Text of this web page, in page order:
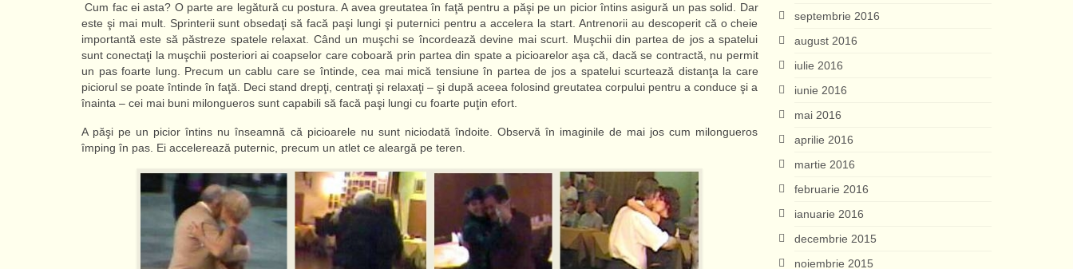
Cum fac ei asta? O parte are legătură cu postura. A avea greutatea în faţă pentru a păşi pe un picior întins asigură un pas solid. Dar
este şi mai mult. Sprinterii sunt obsedaţi să facă paşi lungi şi puternici pentru a accelera la start. Antrenorii au descoperit că o cheie
importantă este să păstreze spatele relaxat. Când un muşchi se încordează devine mai scurt. Muşchii din partea de jos a spatelui
sunt conectaţi la muşchii posteriori ai coapselor care coboară prin partea din spate a picioarelor aşa că, dacă se contractă, nu permit
un pas foarte lung. Precum un cablu care se întinde, cea mai mică tensiune în partea de jos a spatelui scurtează distanţa la care
piciorul se poate întinde în faţă. Deci stand drepţi, centraţi şi relaxaţi – şi după aceea folosind greutatea corpului pentru a conduce şi a
înainta – cei mai buni milongueros sunt capabili să facă paşi lungi cu foarte puţin efort.
A păşi pe un picior întins nu înseamnă că picioarele nu sunt niciodată îndoite. Observă în imaginile de mai jos cum milongueros
împing în pas. Ei accelerează puternic, precum un atlet ce aleargă pe teren.
septembrie 2016
august 2016
iulie 2016
iunie 2016
mai 2016
aprilie 2016
martie 2016
februarie 2016
ianuarie 2016
decembrie 2015
noiembrie 2015